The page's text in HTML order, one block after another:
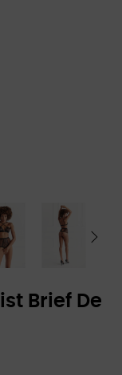
Brief De